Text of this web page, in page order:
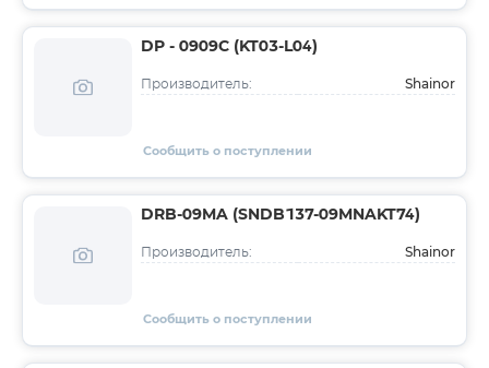
DP - 0909C (KT03-L04)
Производитель: Shainor
Сообщить о поступлении
DRB-09MA (SNDB137-09MNAKT74)
Производитель: Shainor
Сообщить о поступлении